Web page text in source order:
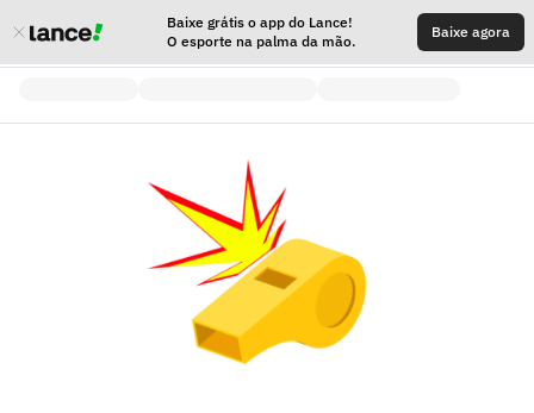
Baixe grátis o app do Lance!
O esporte na palma da mão.
Baixe agora